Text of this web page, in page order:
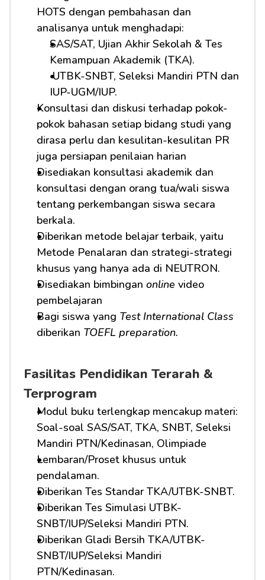
HOTS dengan pembahasan dan
analisanya untuk menghadapi:
SAS/SAT, Ujian Akhir Sekolah & Tes
Kemampuan Akademik (TKA).
UTBK-SNBT, Seleksi Mandiri PTN dan
IUP-UGM/IUP.
Konsultasi dan diskusi terhadap pokok-
pokok bahasan setiap bidang studi yang
dirasa perlu dan kesulitan-kesulitan PR
juga persiapan penilaian harian
Disediakan konsultasi akademik dan
konsultasi dengan orang tua/wali siswa
tentang perkembangan siswa secara
berkala.
Diberikan metode belajar terbaik, yaitu
Metode Penalaran dan strategi-strategi
khusus yang hanya ada di NEUTRON.
Disediakan bimbingan online video
pembelajaran
Bagi siswa yang Test International Class
diberikan TOEFL preparation.
Fasilitas Pendidikan Terarah &
Terprogram
Modul buku terlengkap mencakup materi:
Soal-soal SAS/SAT, TKA, SNBT, Seleksi
Mandiri PTN/Kedinasan, Olimpiade
Lembaran/Proset khusus untuk
pendalaman.
Diberikan Tes Standar TKA/UTBK-SNBT.
Diberikan Tes Simulasi UTBK-
SNBT/IUP/Seleksi Mandiri PTN.
Diberikan Gladi Bersih TKA/UTBK-
SNBT/IUP/Seleksi Mandiri
PTN/Kedinasan.